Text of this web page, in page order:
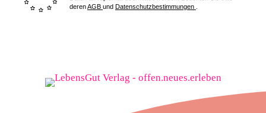
derenAGB und Datenschutzbestimmungen